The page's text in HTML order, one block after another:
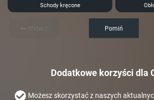
Schody kręcone
Pomiń
Dodatkowe korzyści dla
Możesz skorzystać z naszych